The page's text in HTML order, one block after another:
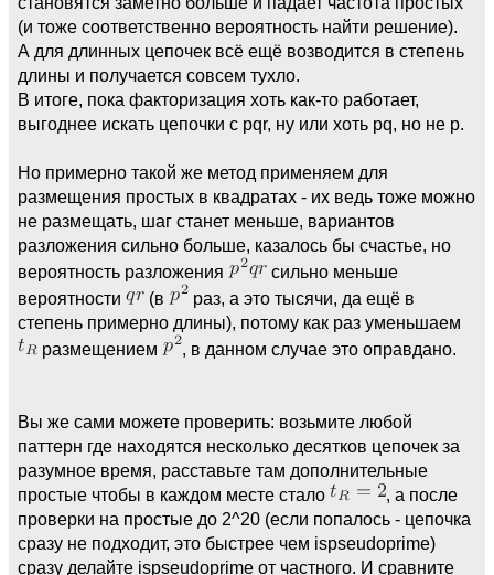
(и тоже соответственно вероятность найти решение).
А для длинных цепочек всё ещё возводится в степень
длины и получается совсем тухло.
В итоге, пока факторизация хоть как-то работает,
выгоднее искать цепочки с pqr, ну или хоть pq, но не p.
Но примерно такой же метод применяем для
размещения простых в квадратах - их ведь тоже можно
не размещать, шаг станет меньше, вариантов
разложения сильно больше, казалось бы счастье, но
вероятность разложения
сильно меньше
вероятности
(в
раз, а это тысячи, да ещё в
степень примерно длины), потому как раз уменьшаем
размещением
, в данном случае это оправдано.
Вы же сами можете проверить: возьмите любой
паттерн где находятся несколько десятков цепочек за
разумное время, расставьте там дополнительные
простые чтобы в каждом месте стало
, а после
проверки на простые до 2^20 (если попалось - цепочка
сразу не подходит, это быстрее чем ispseudoprime)
сразу делайте ispseudoprime от частного. И сравните